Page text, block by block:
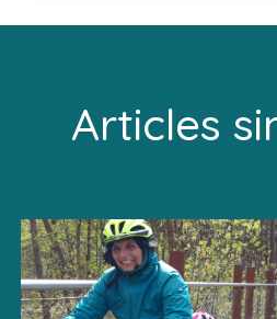
Articles